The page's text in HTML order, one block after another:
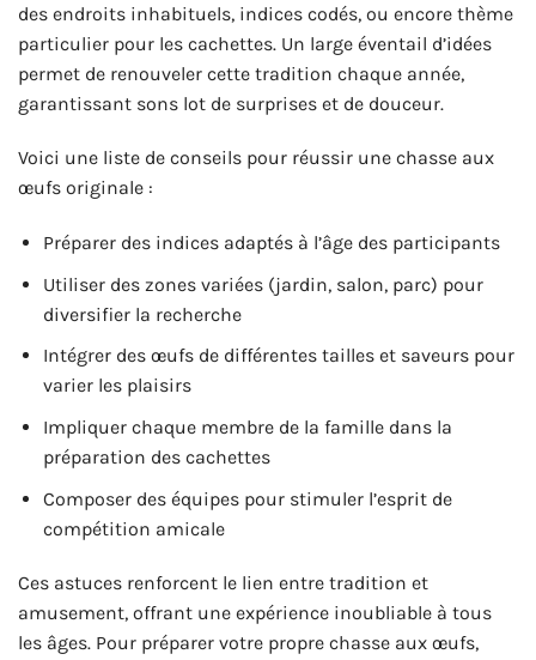
des endroits inhabituels, indices codés, ou encore thème
particulier pour les cachettes. Un large éventail d’idées
permet de renouveler cette tradition chaque année,
garantissant sons lot de surprises et de douceur.
Voici une liste de conseils pour réussir une chasse aux
œufs originale :
Préparer des indices adaptés à l’âge des participants
Utiliser des zones variées (jardin, salon, parc) pour
diversifier la recherche
Intégrer des œufs de différentes tailles et saveurs pour
varier les plaisirs
Impliquer chaque membre de la famille dans la
préparation des cachettes
Composer des équipes pour stimuler l’esprit de
compétition amicale
Ces astuces renforcent le lien entre tradition et
amusement, offrant une expérience inoubliable à tous
les âges. Pour préparer votre propre chasse aux œufs,